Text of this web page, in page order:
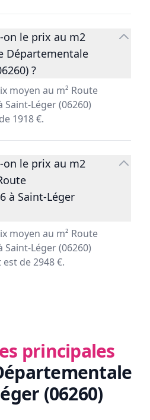
le prix au m2
Départementale
?
moyen au m² Route
Léger (06260)
1918 €.
le prix au m2
à Saint-Léger
moyen au m² Route
Léger (06260)
de 2948 €.
principales
(06260)